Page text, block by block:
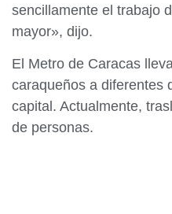
sencillamente el trabajo
mayor», dijo.
El Metro de Caracas
caraqueños a diferentes
capital. Actualmente,
de personas.